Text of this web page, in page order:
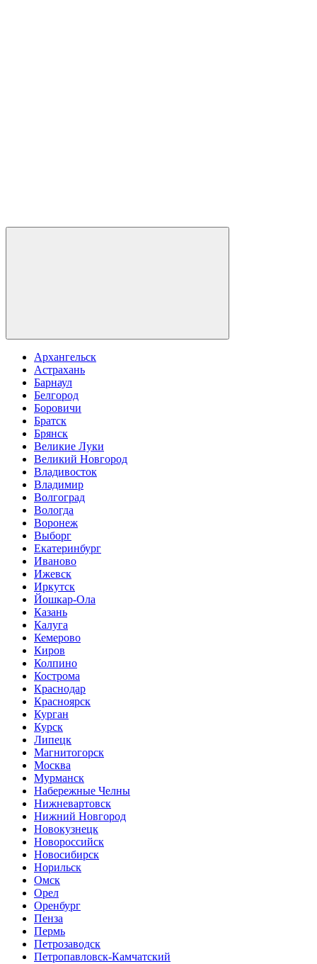
Архангельск
Астрахань
Барнаул
Белгород
Боровичи
Братск
Брянск
Великие Луки
Великий Новгород
Владивосток
Владимир
Волгоград
Вологда
Воронеж
Выборг
Екатеринбург
Иваново
Ижевск
Иркутск
Йошкар-Ола
Казань
Калуга
Кемерово
Киров
Колпино
Кострома
Краснодар
Красноярск
Курган
Курск
Липецк
Магнитогорск
Москва
Мурманск
Набережные Челны
Нижневартовск
Нижний Новгород
Новокузнецк
Новороссийск
Новосибирск
Норильск
Омск
Орел
Оренбург
Пенза
Пермь
Петрозаводск
Петропавловск-Камчатский